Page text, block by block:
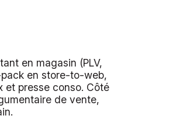
en magasin (PLV,
en store-to-web,
et presse conso. Côté
de vente,